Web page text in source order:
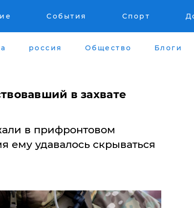
События Спорт
россия Общество Блоги
в захвате
в прифронтовом
ему удавалось скрываться